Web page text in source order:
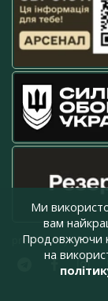
Ми
вам
Продовжуючи
на